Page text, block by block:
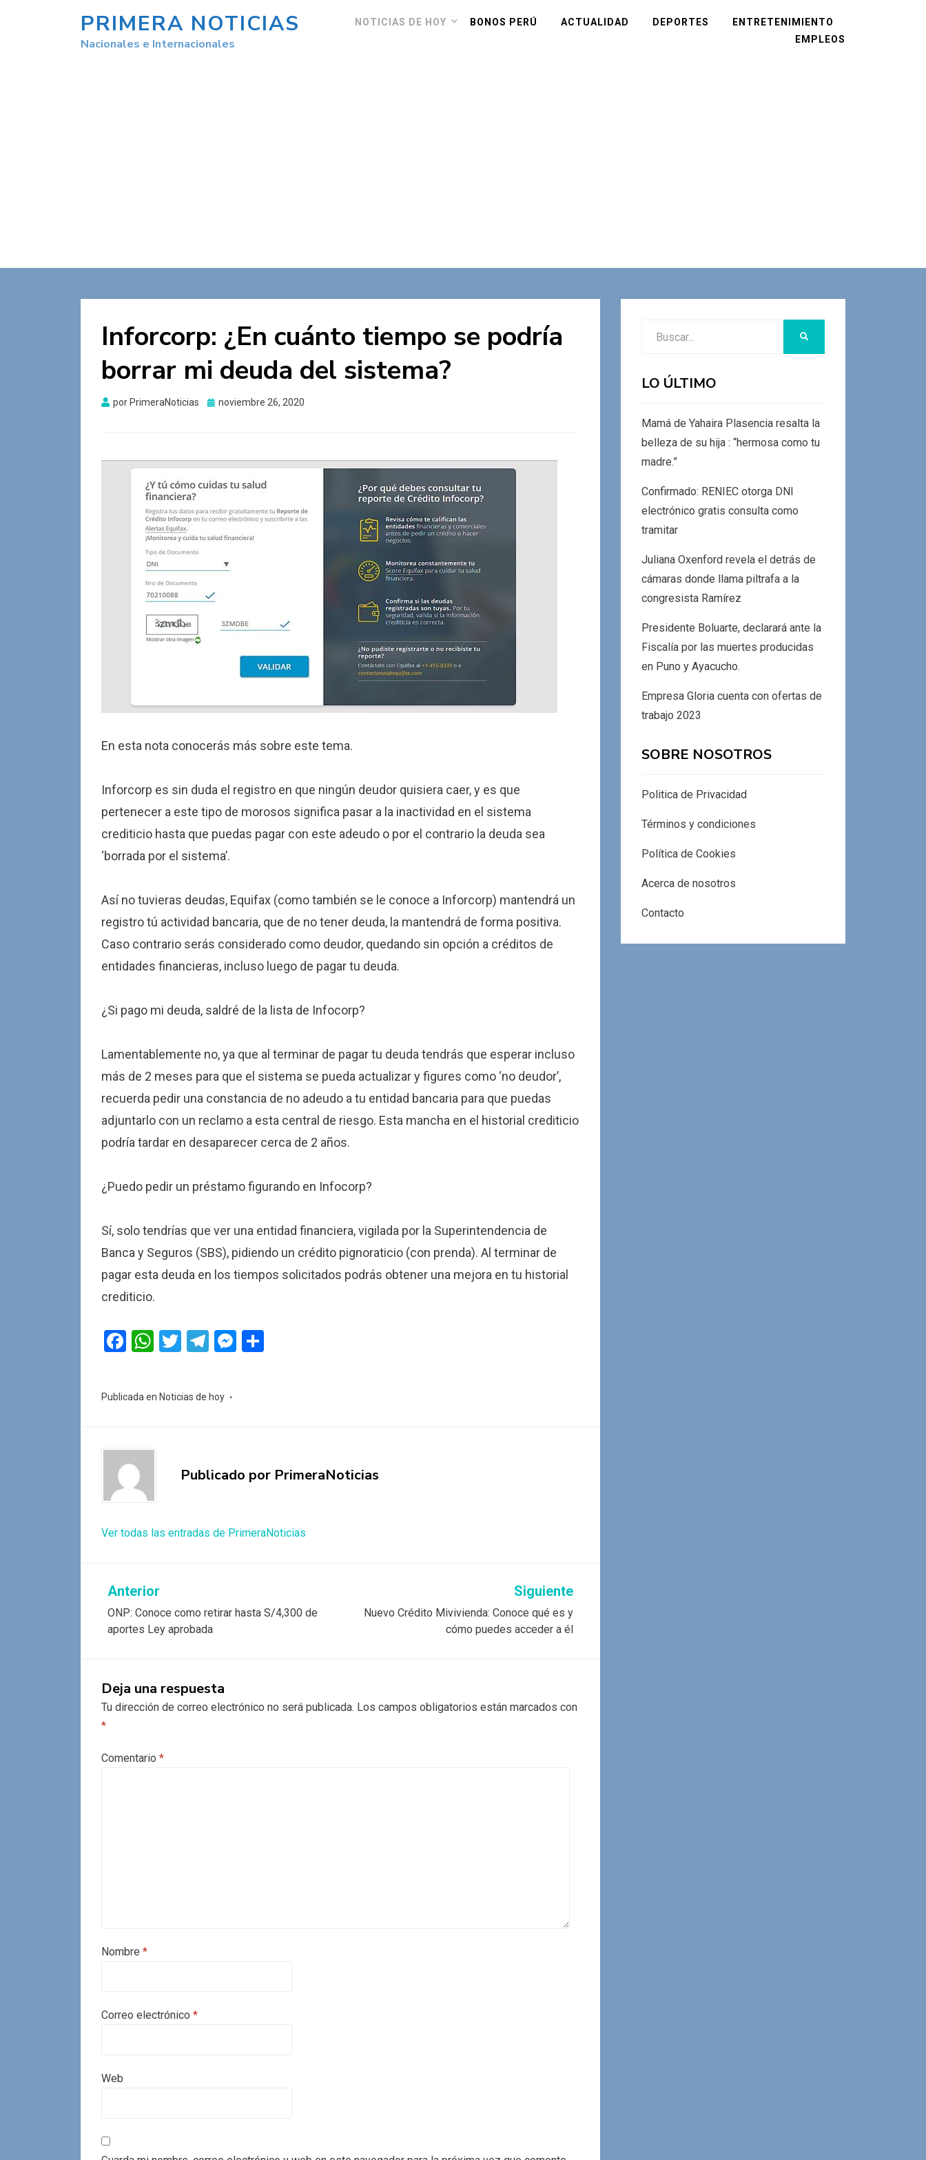
PRIMERA NOTICIAS
Nacionales e Internacionales
NOTICIAS DE HOY BONOS PERÚ ACTUALIDAD DEPORTES
ENTRETENIMIENTO
EMPLEOS
Inforcorp: ¿En cuánto tiempo se podría
borrar mi deuda del sistema?
por PrimeraNoticias
Publicado
noviembre 26, 2020
En esta nota conocerás más sobre este tema.
Inforcorp es sin duda el registro en que ningún deudor quisiera caer, y es que
pertenecer a este tipo de morosos significa pasar a la inactividad en el sistema
crediticio hasta que puedas pagar con este adeudo o por el contrario la deuda sea
‘borrada por el sistema’.
Así no tuvieras deudas, Equifax (como también se le conoce a Inforcorp) mantendrá un
registro tú actividad bancaria, que de no tener deuda, la mantendrá de forma positiva.
Caso contrario serás considerado como deudor, quedando sin opción a créditos de
entidades financieras, incluso luego de pagar tu deuda.
¿Si pago mi deuda, saldré de la lista de Infocorp?
Lamentablemente no, ya que al terminar de pagar tu deuda tendrás que esperar incluso
más de 2 meses para que el sistema se pueda actualizar y figures como ‘no deudor’,
recuerda pedir una constancia de no adeudo a tu entidad bancaria para que puedas
adjuntarlo con un reclamo a esta central de riesgo. Esta mancha en el historial crediticio
podría tardar en desaparecer cerca de 2 años.
¿Puedo pedir un préstamo figurando en Infocorp?
Sí, solo tendrías que ver una entidad financiera, vigilada por la Superintendencia de
Banca y Seguros (SBS), pidiendo un crédito pignoraticio (con prenda). Al terminar de
pagar esta deuda en los tiempos solicitados podrás obtener una mejora en tu historial
crediticio.
F
b
o
k
W
s
p
T
er
T
gr
M
Publicada en Noticias de hoy
Publicado por PrimeraNoticias
Ver todas las entradas de PrimeraNoticias
Navegación
de
Anterior
ONP: Conoce como retirar hasta S/4,300 de
aportes Ley aprobada
Siguiente
Nuevo Crédito Mivivienda: Conoce qué es y
cómo puedes acceder a él
Deja una respuesta
Tu dirección de correo electrónico no será publicada. Los campos obligatorios están marcados con
*
Comentario *
Nombre *
Correo electrónico *
Web
LO ÚLTIMO
Mamá de Yahaira Plasencia resalta la
belleza de su hija : “hermosa como tu
madre.”
Confirmado: RENIEC otorga DNI
electrónico gratis consulta como
tramitar
Juliana Oxenford revela el detrás de
cámaras donde llama piltrafa a la
congresista Ramírez
Presidente Boluarte, declarará ante la
Fiscalía por las muertes producidas
en Puno y Ayacucho.
Empresa Gloria cuenta con ofertas de
trabajo 2023
SOBRE NOSOTROS
Politica de Privacidad
Términos y condiciones
Política de Cookies
Acerca de nosotros
Contacto